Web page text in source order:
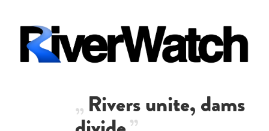
Rivers unite, dams